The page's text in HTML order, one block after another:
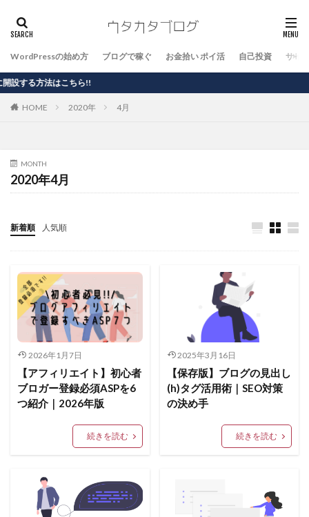
WordPressの始め方 ブログで稼ぐ お金拾い ポイ活 自己投資 サイ
法はこちら!!
HOME 2020年 4月
MONTH
2020年4月
新着順 人気順
2026年1月7日
【アフィリエイト】初心者
ブロガー登録必須ASPを6
つ紹介｜2026年版
続きを読む
2025年3月16日
【保存版】ブログの見出し
(h)タグ活用術｜SEO対策
の決め手
続きを読む